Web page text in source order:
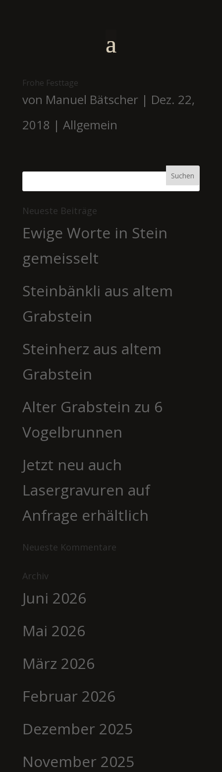
Frohe Festtage
von Manuel Bätscher| Dez. 22,
2018 | Allgemein
Neueste Beiträge
Ewige Worte in Stein
gemeisselt
Steinbänkli aus altem
Grabstein
Steinherz aus altem
Grabstein
Alter Grabstein zu 6
Vogelbrunnen
Jetzt neu auch
Lasergravuren auf
Anfrage erhältlich
Neueste Kommentare
Archiv
Juni 2026
Mai 2026
März 2026
Februar 2026
Dezember 2025
November 2025